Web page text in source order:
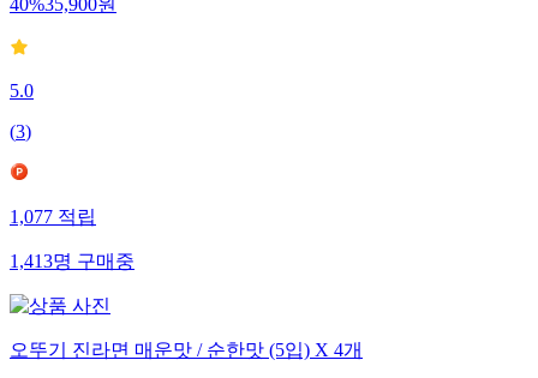
40%35,900원
5.0
(3)
1,077적립
1,413명구매중
오뚜기 진라면 매운맛 / 순한맛 (5입) X 4개